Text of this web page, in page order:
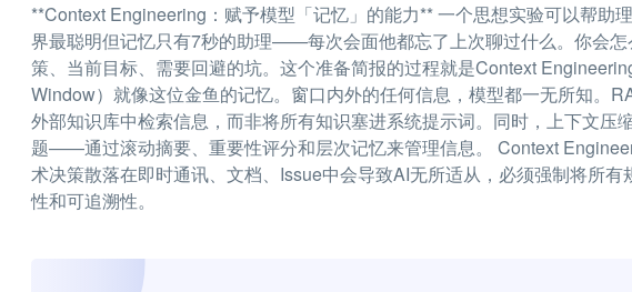
**Context Engineering：赋予模型「记忆」的能力** 一个思想实验可以帮助
界最聪明但记忆只有7秒的助理——每次会面他都忘了上次聊过什么。你会
策、当前目标、需要回避的坑。这个准备简报的过程就是Context
Window）就像这位金鱼的记忆。窗口内外的任何信息，模型都一无所知。
外部知识库中检索信息，而非将所有知识塞进系统提示词。同时，上下文压
题——通过滚动摘要、重要性评分和层次记忆来管理信息。 Context
术决策散落在即时通讯、文档、Issue中会导致AI无所适从，必须强制将所
性和可追溯性。